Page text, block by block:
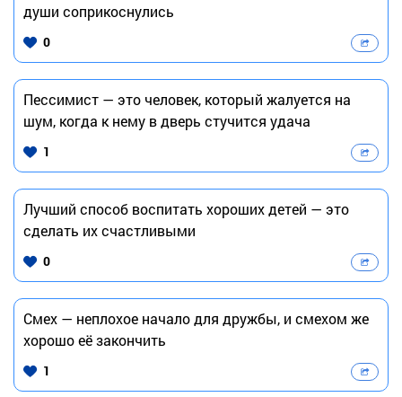
души соприкоснулись
0
Пессимист — это человек, который жалуется на
шум, когда к нему в дверь стучится удача
1
Лучший способ воспитать хороших детей — это
сделать их счастливыми
0
Смех — неплохое начало для дружбы, и смехом же
хорошо её закончить
1